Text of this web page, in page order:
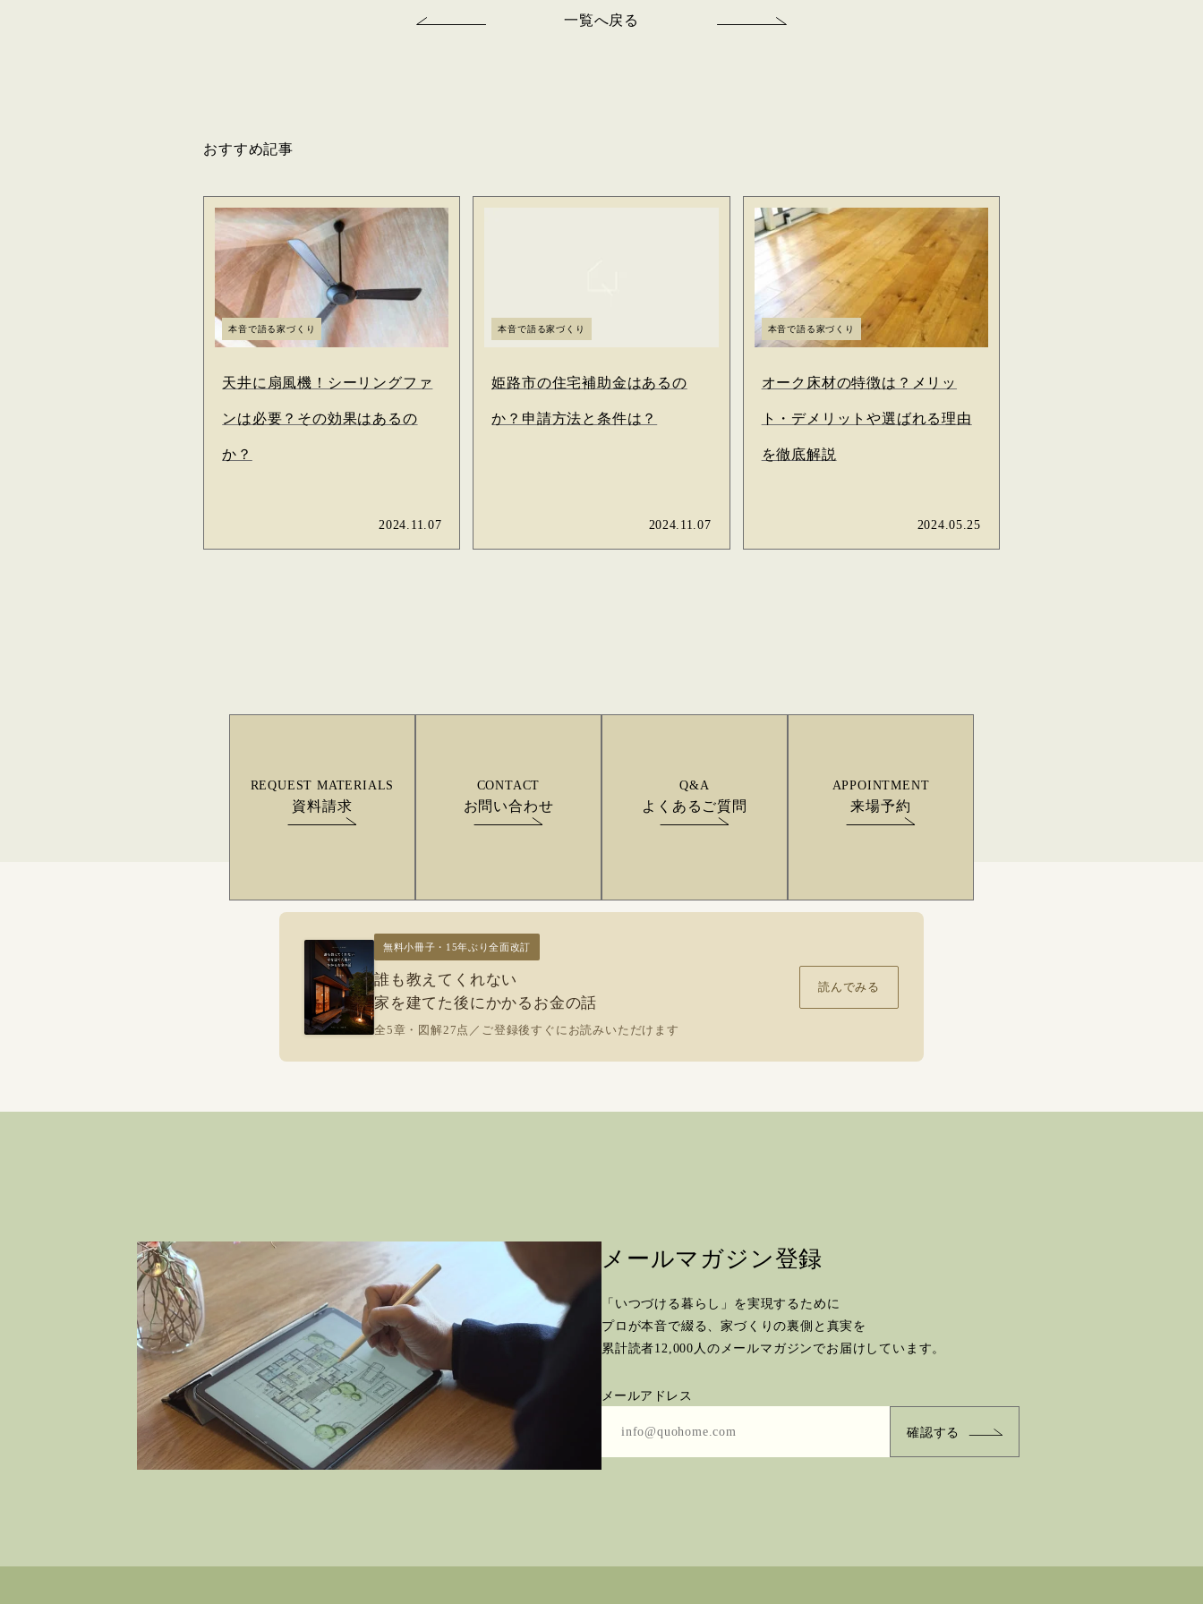
一覧へ戻る
おすすめ記事
本音で語る家づくり
天井に扇風機！シーリングファ
ンは必要？その効果はあるの
か？
2024.11.07
本音で語る家づくり
姫路市の住宅補助金はあるの
か？申請方法と条件は？
2024.11.07
本音で語る家づくり
オーク床材の特徴は？メリッ
ト・デメリットや選ばれる理由
を徹底解説
2024.05.25
REQUEST MATERIALS
資料請求
CONTACT
お問い合わせ
Q&A
よくあるご質問
APPOINTMENT
来場予約
無料小冊子・15年ぶり全面改訂
誰も教えてくれない
家を建てた後にかかるお金の話
全5章・図解27点／ご登録後すぐにお読みいただけます
読んでみる
メールマガジン登録
「いつづける暮らし」を実現するために
プロが本音で綴る、家づくりの裏側と真実を
累計読者12,000人のメールマガジンでお届けしています。
メールアドレス